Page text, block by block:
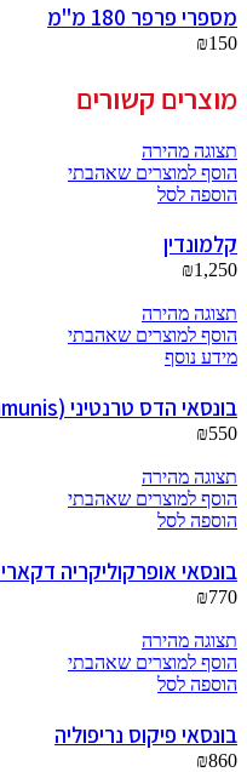
מספרי פרפר 180 מ"מ
₪150
מוצרים קשורים
תצוגה מהירה
הוסף למוצרים שאהבתי
הוספה לסל
קלמונדין
₪1,250
תצוגה מהירה
הוסף למוצרים שאהבתי
מידע נוסף
בונסאי הדס טרנטיני (tarentina myrtus communis)
₪550
תצוגה מהירה
הוסף למוצרים שאהבתי
הוספה לסל
בונסאי אופרקוליקריה דקארי Operculicarya decaryi
₪770
תצוגה מהירה
הוסף למוצרים שאהבתי
הוספה לסל
בונסאי פיקוס נריפוליה
₪860